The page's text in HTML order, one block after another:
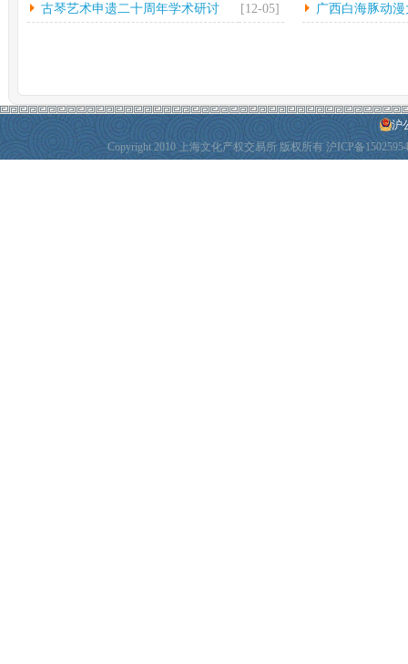
古琴艺术申遗二十周年学术研讨
[12-05]
广西白海豚动
沪
Copyright 2010 上海文化产权交易所 版权所有沪ICP备